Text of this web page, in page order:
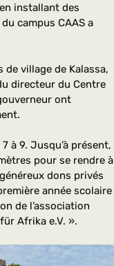
installant des
campus CAAS a
village de Kalassa,
directeur du Centre
ont
à 9. Jusqu’à présent,
pour se rendre à
dons privés
année scolaire
de l’association
Afrika e.V. ».